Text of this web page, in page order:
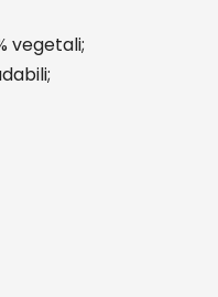
vegetali;